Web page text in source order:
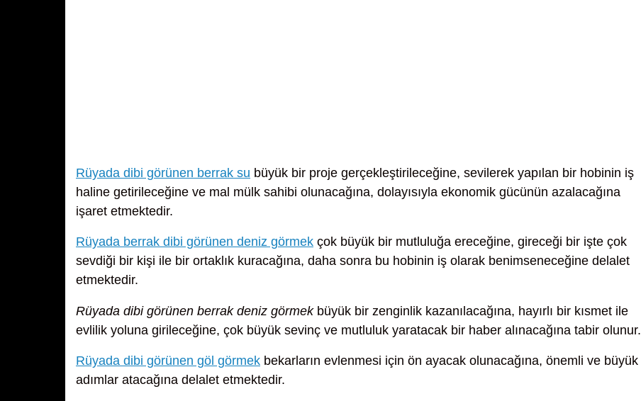
Rüyada dibi görünen berrak su büyük bir proje gerçekleştirileceğine, sevilerek yapılan bir hobinin iş
haline getirileceğine ve mal mülk sahibi olunacağına, dolayısıyla ekonomik gücünün azalacağına
işaret etmektedir.
Rüyada berrak dibi görünen deniz görmek çok büyük bir mutluluğa ereceğine, gireceği bir işte çok
sevdiği bir kişi ile bir ortaklık kuracağına, daha sonra bu hobinin iş olarak benimseneceğine delalet
etmektedir.
Rüyada dibi görünen berrak deniz görmekbüyük bir zenginlik kazanılacağına, hayırlı bir kısmet ile
evlilik yoluna girileceğine, çok büyük sevinç ve mutluluk yaratacak bir haber alınacağına tabir olunur.
Rüyada dibi görünen göl görmek bekarların evlenmesi için ön ayacak olunacağına, önemli ve büyük
adımlar atacağına delalet etmektedir.